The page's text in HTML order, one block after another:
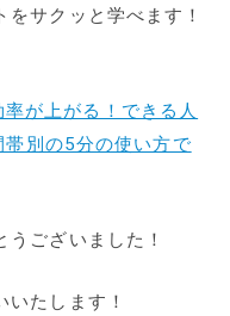
サクッと学べます！
が上がる！できる人
別の5分の使い方で
ございました！
たします！